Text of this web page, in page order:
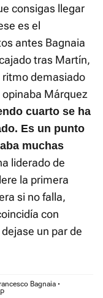
consigas llegar
es el
antes Bagnaia
tras Martín,
demasiado
Márquez
cuarto se ha
Es un punto
muchas
liderado de
la primera
si no falla,
con
un par de
Bagnaia